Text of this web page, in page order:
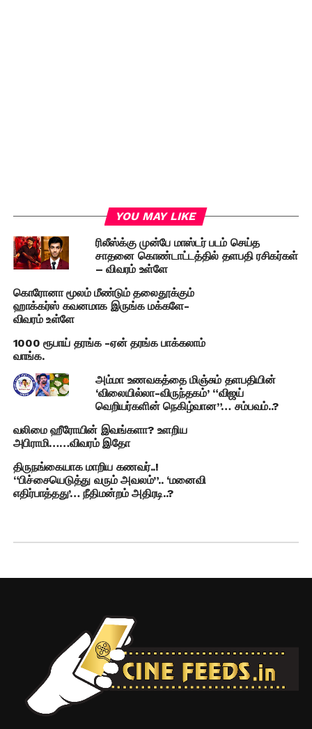
YOU MAY LIKE
ரிலீஸ்க்கு முன்பே மாஸ்டர் படம் செய்த
சாதனை கொண்டாட்டத்தில் தளபதி ரசிகர்கள்
– விவரம் உள்ளே
கொரோனா மூலம் மீண்டும் தலைதூக்கும்
ஹாக்கர்ஸ் கவனமாக இருங்க மக்களே-
விவரம் உள்ளே
1000 ரூபாய் தரங்க -ஏன் தரங்க பாக்கலாம்
வாங்க.
அம்மா உணவகத்தை மிஞ்சும் தளபதியின்
‘விலையில்லா-விருந்தகம்’ “விஜய்
வெறியர்களின் நெகிழ்வான”… சம்பவம்..?
வலிமை ஹீரோயின் இவங்களா? உளறிய
அபிராமி……விவரம் இதோ
திருநங்கையாக மாறிய கணவர்..!
“பிச்சையெடுத்து வரும் அவலம்”.. ‘மனைவி
எதிர்பாத்தது’… நீதிமன்றம் அதிரடி..?